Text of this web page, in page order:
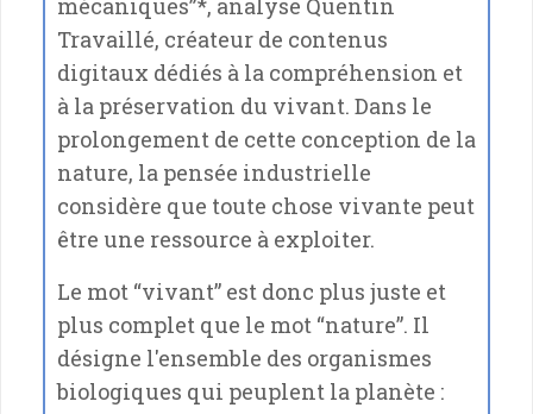
Travaillé, créateur de contenus
digitaux dédiés à la compréhension et
à la préservation du vivant. Dans le
prolongement de cette conception de la
nature, la pensée industrielle
considère que toute chose vivante peut
être une ressource à exploiter.
Le mot “vivant” est donc plus juste et
plus complet que le mot “nature”. Il
désigne l'ensemble des organismes
biologiques qui peuplent la planète :